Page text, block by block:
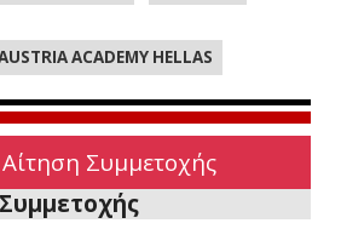
ACADEMY HELLAS
Συμμετοχής